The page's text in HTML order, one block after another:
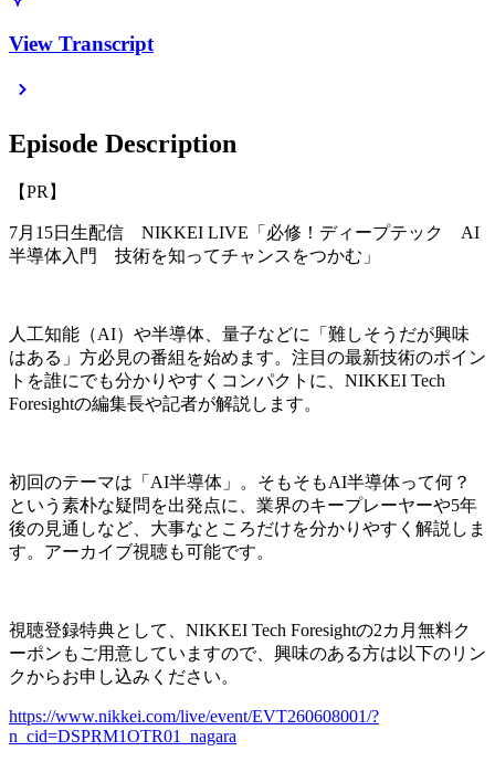
View Transcript
Episode Description
【PR】
7月15日生配信 NIKKEI LIVE「必修！ディープテック AI
半導体入門 技術を知ってチャンスをつかむ」
人工知能（AI）や半導体、量子などに「難しそうだが興味
はある」方必見の番組を始めます。注目の最新技術のポイン
トを誰にでも分かりやすくコンパクトに、NIKKEI Tech
Foresightの編集長や記者が解説します。
初回のテーマは「AI半導体」。そもそもAI半導体って何？
という素朴な疑問を出発点に、業界のキープレーヤーや5年
後の見通しなど、大事なところだけを分かりやすく解説しま
す。アーカイブ視聴も可能です。
視聴登録特典として、NIKKEI Tech Foresightの2カ月無料ク
ーポンもご用意していますので、興味のある方は以下のリン
クからお申し込みください。
https://www.nikkei.com/live/event/EVT260608001/?
n_cid=DSPRM1OTR01_nagara